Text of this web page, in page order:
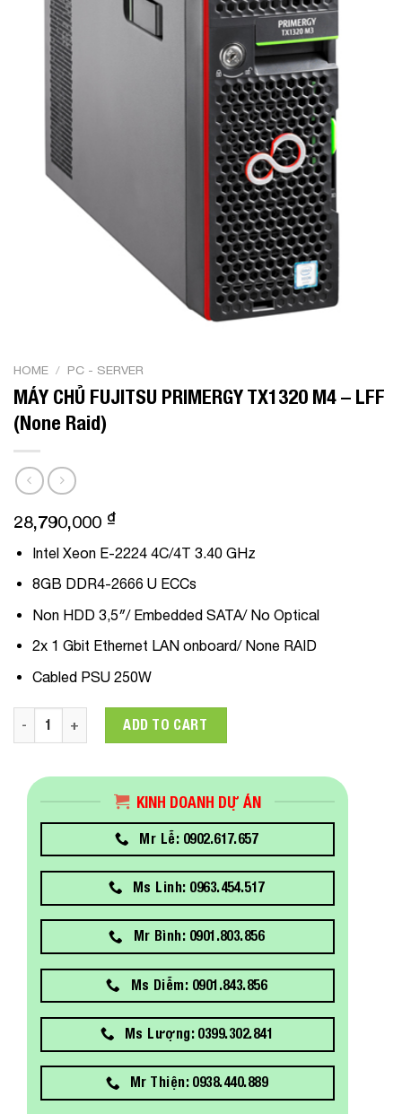
HOME / PC - SERVER
MÁY CHỦ FUJITSU PRIMERGY TX1320 M4 – LFF
(None Raid)
28,790,000 ₫
Intel Xeon E-2224 4C/4T 3.40 GHz
8GB DDR4-2666 U ECCs
Non HDD 3,5″/ Embedded SATA/ No Optical
2x 1 Gbit Ethernet LAN onboard/ None RAID
Cabled PSU 250W
MÁY CHỦ FUJITSU PRIMERGY TX1320 M4 - LFF (None
ADD TO CART
KINH DOANH DỰ ÁN
Mr Lễ: 0902.617.657
Ms Linh: 0963.454.517
Mr Bình: 0901.803.856
Ms Diễm: 0901.843.856
Ms Lượng: 0399.302.841
Mr Thiện: 0938.440.889